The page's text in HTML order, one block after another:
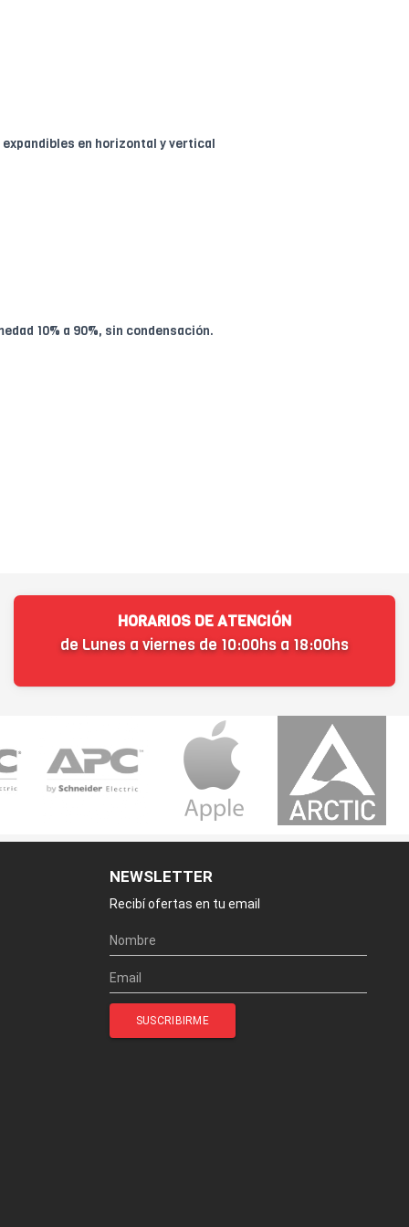
en horizontal y vertical
10% a 90%, sin condensación.
HORARIOS DE ATENCIÓN
de Lunes a viernes de 10:00hs a 18:00hs
NEWSLETTER
Recibí ofertas en tu email